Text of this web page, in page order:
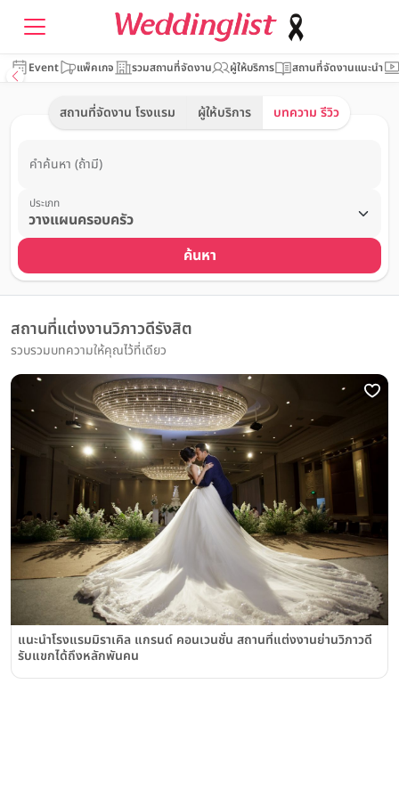
Event แพ็คเกจ รวมสถานที่จัดงาน ผู้ให้บริการ สถานที่จัดงานแนะนำ
สถานที่จัดงาน โรงแรม ผู้ให้บริการ บทความ รีวิว
คำค้นหา (ถ้ามี)
ประเภท
ค้นหา
สถานที่แต่งงานวิภาวดีรังสิต
รวบรวมบทความให้คุณไว้ที่เดียว
แนะนำโรงแรมมิราเคิล แกรนด์ คอนเวนชั่น สถานที่แต่งงานย่านวิภาวดี
รับแขกได้ถึงหลักพันคน